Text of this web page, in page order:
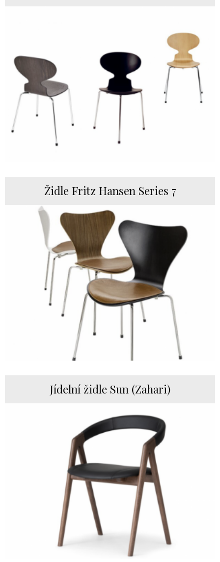
Židle Fritz Hansen Series 7
Jídelní židle Sun (Zahari)